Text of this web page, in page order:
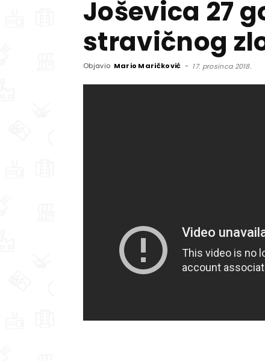
Joševica 27
stravičnog
Objavio Mario Maričković - 17. prosinca 2018.